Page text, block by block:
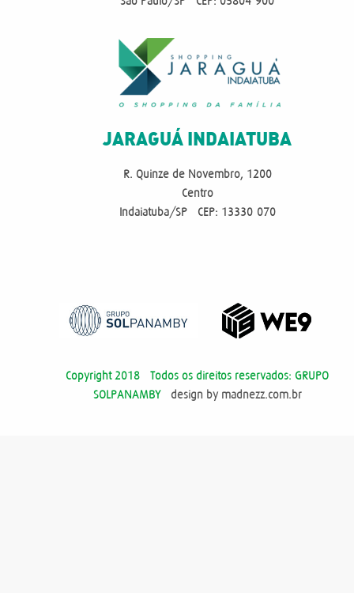
JARAGUÁ INDAIATUBA
R. Quinze de Novembro, 1200
Centro
Indaiatuba/SP - CEP: 13330-070
Copyright 2018 - Todos os direitos reservados: GRUPO
SOLPANAMBY - design by madnezz.com.br